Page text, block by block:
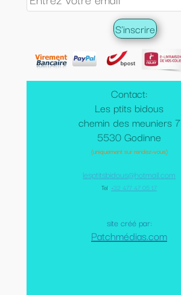
Contact:
Les ptits bidous
chemin des meuniers 7
5530 Godinne
(uniquement sur rendez-vous)
lesptitsbidous@hotmail.com
Tel: +32 477 47 05 17
site créé par:
Patchmédias.com